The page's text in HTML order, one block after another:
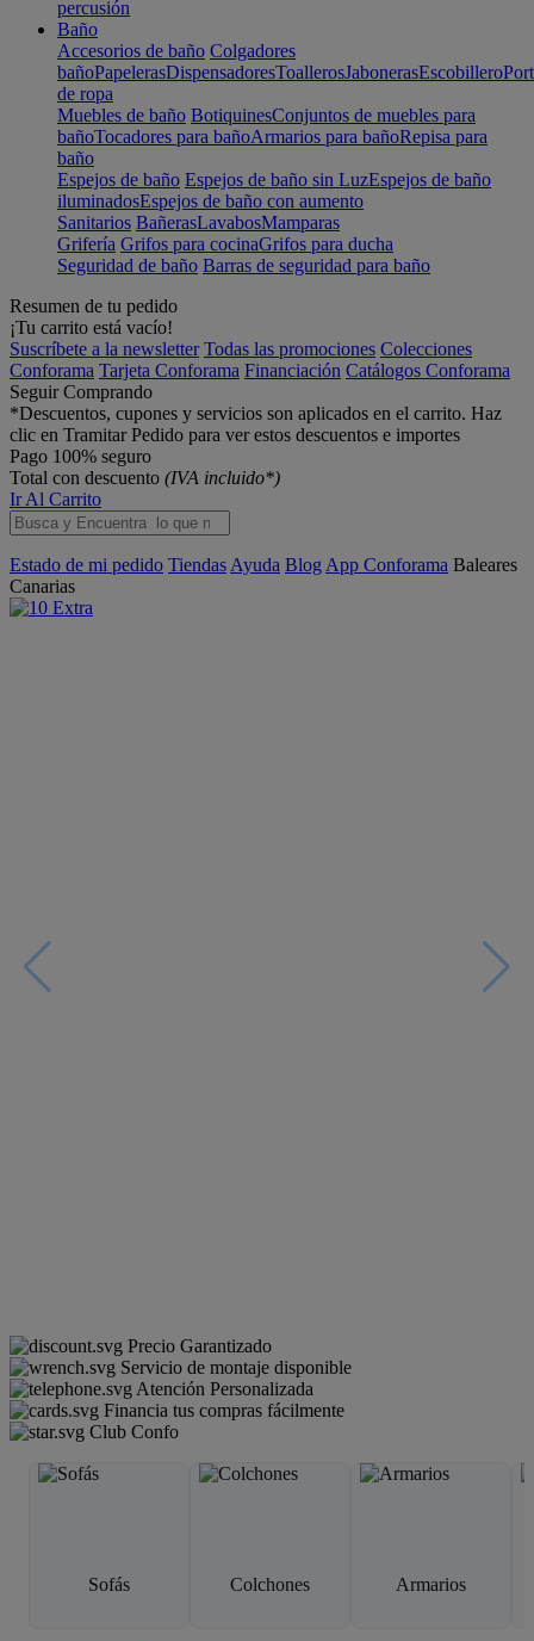
percusión
Baño
Accesorios de baño Colgadores
bañoPapelerasDispensadoresToallerosJabonerasEscobillero
de ropa
Muebles de baño BotiquinesConjuntos de muebles para
bañoTocadores para bañoArmarios para bañoRepisa para
baño
Espejos de baño Espejos de baño sin LuzEspejos de baño
iluminadosEspejos de baño con aumento
Sanitarios BañerasLavabosMamparas
Grifería Grifos para cocinaGrifos para ducha
Seguridad de baño Barras de seguridad para baño
Resumen de tu pedido
¡Tu carrito está vacío!
Suscríbete a la newsletter Todas las promociones Colecciones
Conforama Tarjeta Conforama Financiación Catálogos Conforama
Seguir Comprando
*Descuentos, cupones y servicios son aplicados en el carrito. Haz
clic en Tramitar Pedido para ver estos descuentos e importes
Pago 100% seguro
Total con descuento (IVA incluido*)
Ir Al Carrito
Estado de mi pedido Tiendas Ayuda Blog App Conforama Baleares
Canarias
Precio Garantizado
Servicio de montaje disponible
Atención Personalizada
Financia tus compras fácilmente
Club Confo
Sofás Colchones Armarios